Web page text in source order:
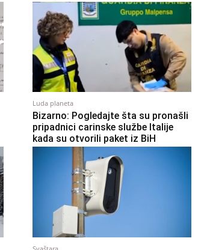
Luda planeta
Bizarno: Pogledajte šta su pronašli
pripadnici carinske službe Italije
kada su otvorili paket iz BiH